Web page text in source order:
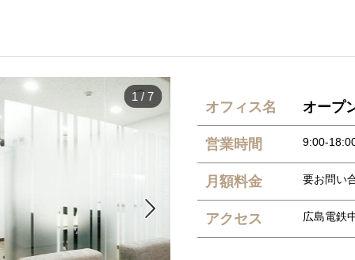

1 / 7
オフィス名 オープ
営業時間 9:00-
月額料金 要お問い
アクセス 広島電鉄